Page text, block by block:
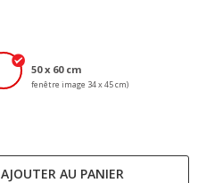
50 x 60 cm
fenêtre image 34 x 45 cm)
AJOUTER AU PANIER